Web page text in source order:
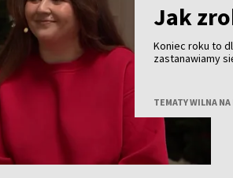
Jak
Koniec roku to
zastanawiamy
relacjami i
TEMATY WILNA